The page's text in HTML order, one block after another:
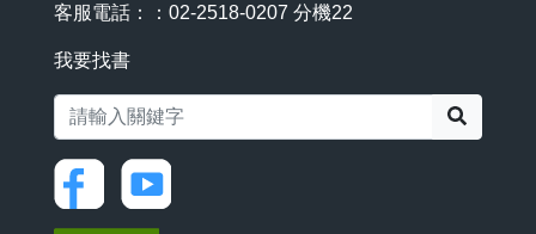
客服電話：：02-2518-0207 分機22
我要找書